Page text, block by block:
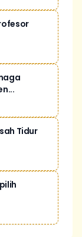
Tidur